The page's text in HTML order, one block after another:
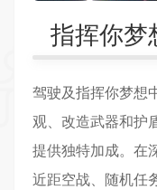
指挥你梦
驾驶及指挥你梦想
观、改造武器和护
提供独特加成。在
近距空战、随机任